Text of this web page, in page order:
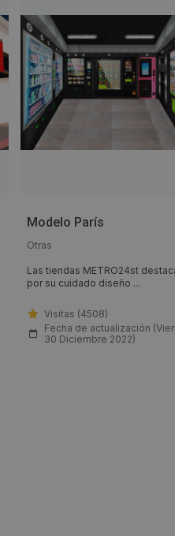
Modelo París
Otras
Las tiendas METRO24st
por su cuidado diseño ...
Visitas (4508)
Fecha de actualización
30 Diciembre 2022)